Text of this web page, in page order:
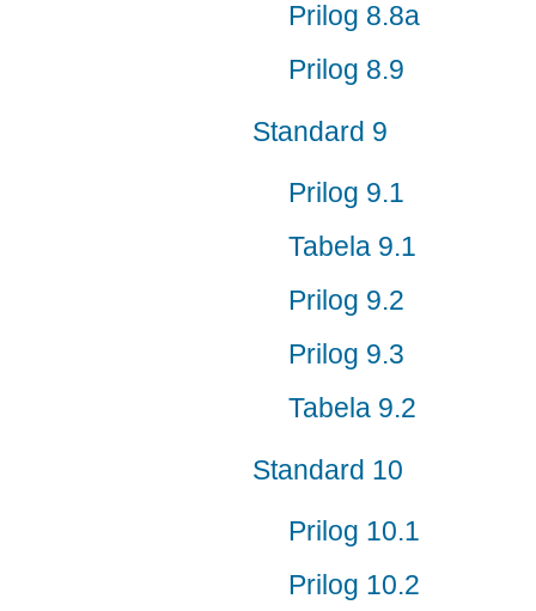
Prilog 8.8a
Prilog 8.9
Standard 9
Prilog 9.1
Tabela 9.1
Prilog 9.2
Prilog 9.3
Tabela 9.2
Standard 10
Prilog 10.1
Prilog 10.2